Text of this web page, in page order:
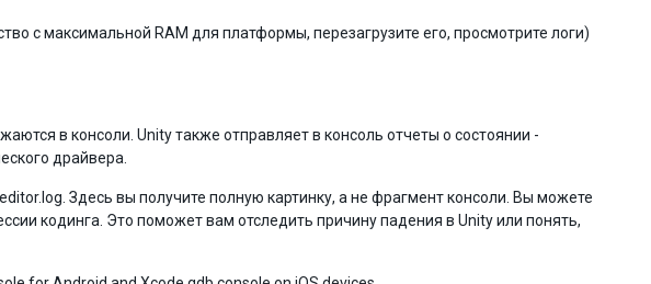
с максимальной RAM для платформы, перезагрузите его, просмотрите логи)
в консоли. Unity также отправляет в консоль отчеты о состоянии -
драйвера.
Здесь вы получите полную картинку, а не фрагмент консоли. Вы можете
кодинга. Это поможет вам отследить причину падения в Unity или понять,